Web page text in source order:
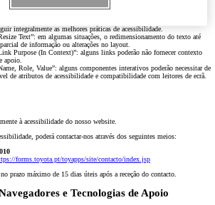
text Content”: alguns conteúdos não textuais poderão não apresentar
integralmente as melhores práticas de acessibilidade.
Text”: em algumas situações, o redimensionamento do texto até
de informação ou alterações no layout.
Purpose (In Context)”: alguns links poderão não fornecer contexto
apoio.
Role, Value”: alguns componentes interativos poderão necessitar de
de atributos de acessibilidade e compatibilidade com leitores de ecrã.
à acessibilidade do nosso website.
poderá contactar-nos através dos seguintes meios:
forms.toyota.pt/toyapps/site/contacto/index.jsp
prazo máximo de 15 dias úteis após a receção do contacto.
e Tecnologias de Apoio